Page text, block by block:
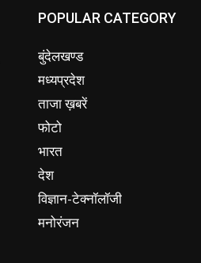
POPULAR CATEGORY
बुंदेलखण्ड
मध्यप्रदेश
ताजा ख़बरें
फोटो
भारत
देश
विज्ञान-टेक्नॉलॉजी
मनोरंजन